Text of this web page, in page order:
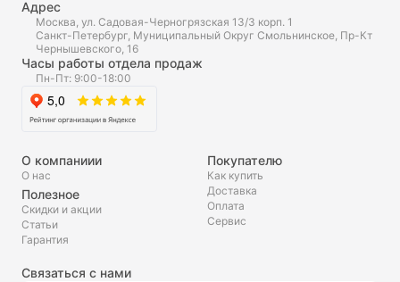
Адрес
Москва, ул. Садовая-Черногрязская 13/3 корп. 1
Санкт-Петербург, Муниципальный Округ Смольнинское, Пр-Кт
Чернышевского, 16
Часы работы отдела продаж
Пн-Пт: 9:00-18:00
О компаниии
О нас
Полезное
Скидки и акции
Статьи
Гарантия
Покупателю
Как купить
Доставка
Оплата
Сервис
Связаться с нами